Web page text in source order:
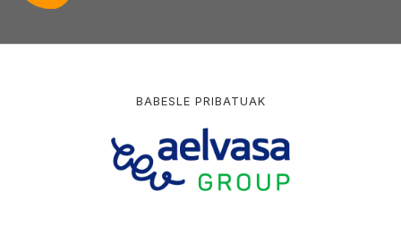
BABESLE PRIBATUAK